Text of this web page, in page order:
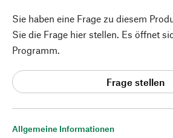
Allgemeine Informationen
Sie haben eine Frage zu diesem
Sie die Frage hier stellen. Es öffnet
Programm.
Frage stellen